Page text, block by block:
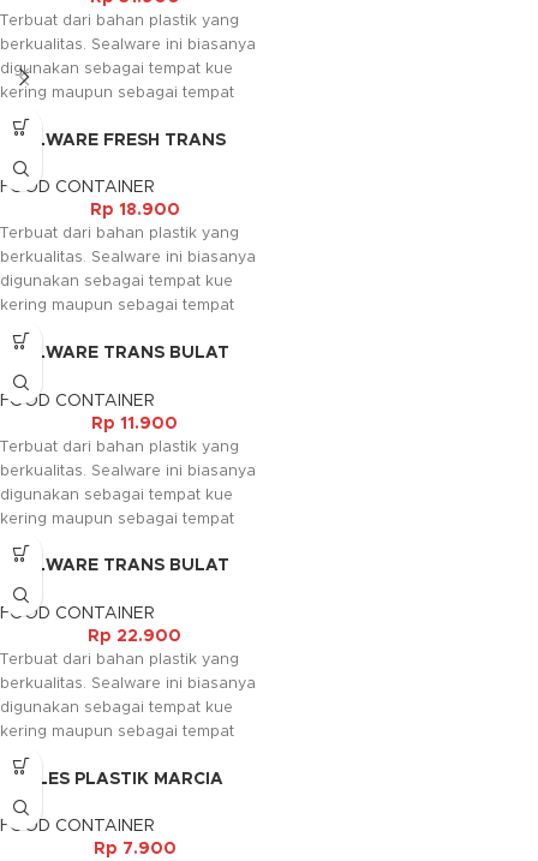
mcrowave untuk memanaskan
dengan catatan tutupnya harus
dibuka.
Terbuat dari bahan plastik yang
berkualitas. Sealware ini biasanya
digunakan sebagai tempat kue
kering maupun sebagai tempat
bahan makanan sesuai dengan
keperluan. Selain itu sealware ini
juga mudah dibersihkan sehingga
dapat digunakan berulang ulang,
dan dapat digunakan pada
mcrowave untuk memanaskan
dengan catatan tutupnya harus
dibuka.
SEALWARE FRESH TRANS
SEGI (600ML)
FOOD CONTAINER
Rp 18.900
Terbuat dari bahan plastik yang
berkualitas. Sealware ini biasanya
digunakan sebagai tempat kue
kering maupun sebagai tempat
bahan makanan sesuai dengan
keperluan. Selain itu sealware ini
juga mudah dibersihkan sehingga
dapat digunakan berulang ulang,
dan dapat digunakan pada
mcrowave untuk memanaskan
dengan catatan tutupnya harus
dibuka.
SEALWARE TRANS BULAT
(0,45LT)
FOOD CONTAINER
Rp 11.900
Terbuat dari bahan plastik yang
berkualitas. Sealware ini biasanya
digunakan sebagai tempat kue
kering maupun sebagai tempat
bahan makanan sesuai dengan
keperluan. Selain itu sealware ini
juga mudah dibersihkan sehingga
dapat digunakan berulang ulang,
dan dapat digunakan pada
mcrowave untuk memanaskan
dengan catatan tutupnya harus
dibuka.
SEALWARE TRANS BULAT
(2,2LT)
FOOD CONTAINER
Rp 22.900
Terbuat dari bahan plastik yang
berkualitas. Sealware ini biasanya
digunakan sebagai tempat kue
kering maupun sebagai tempat
bahan makanan sesuai dengan
keperluan. Selain itu sealware ini
juga mudah dibersihkan sehingga
dapat digunakan berulang ulang,
dan dapat digunakan pada
TOPLES PLASTIK MARCIA
FOOD CONTAINER
Rp 7.900